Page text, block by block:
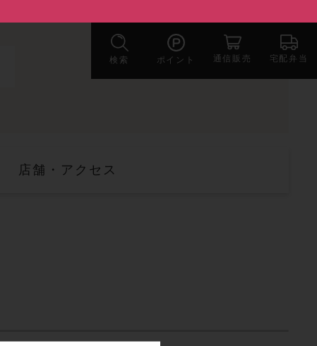
検索 ポイント 通信販売 宅配弁当
店舗・アクセス